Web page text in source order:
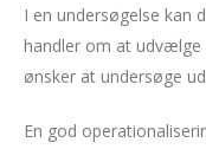
I en undersøgelse kan
handler om at
ønsker at undersøge
En god